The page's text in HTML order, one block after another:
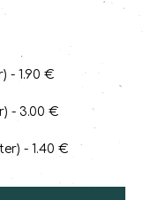
- 1.90 €
- 3.00 €
- 1.40 €